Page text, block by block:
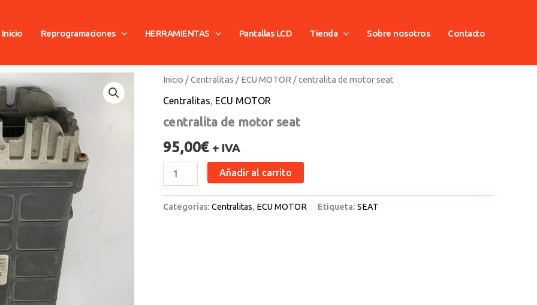
Inicio Reprogramaciones HERRAMIENTAS Pantallas LCD Tienda Sobre nosotros Contacto
Inicio /Centralitas / ECU MOTOR / centralita de motor seat
Centralitas, ECU MOTOR
centralita de motor seat
95,00€ + IVA
centralita
motor
cantidad
Añadir al carrito
Categorías: Centralitas, ECU MOTOR Etiqueta: SEAT